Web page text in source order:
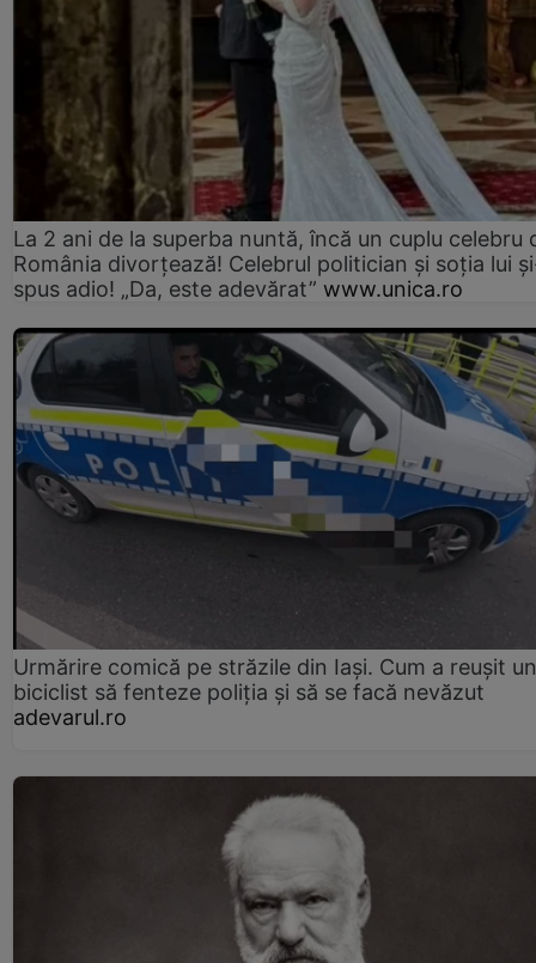
La 2 ani de la superba nuntă, încă un cuplu celebru
România divorțează! Celebrul politician și soția lui
spus adio! „Da, este adevărat” www.unica.ro
Urmărire comică pe străzile din Iași. Cum a reușit un
biciclist să fenteze poliția și să se facă nevăzut
adevarul.ro